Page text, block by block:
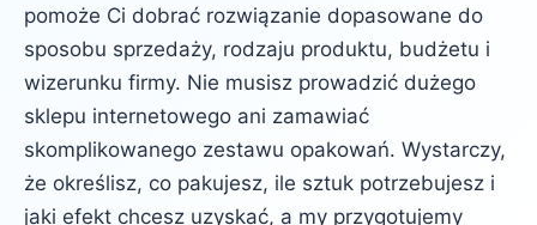
pomoże Ci dobrać rozwiązanie dopasowane do
sposobu sprzedaży, rodzaju produktu, budżetu i
wizerunku firmy. Nie musisz prowadzić dużego
sklepu internetowego ani zamawiać
skomplikowanego zestawu opakowań. Wystarczy,
że określisz, co pakujesz, ile sztuk potrzebujesz i
jaki efekt chcesz uzyskać, a my przygotujemy